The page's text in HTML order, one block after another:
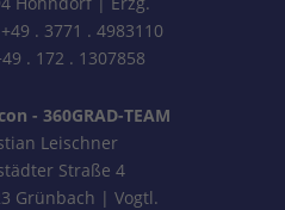
. 3771 . 4983110
. 172 . 1307858
- 360GRAD-TEAM
Leischner
Straße 4
Grünbach | Vogtl.